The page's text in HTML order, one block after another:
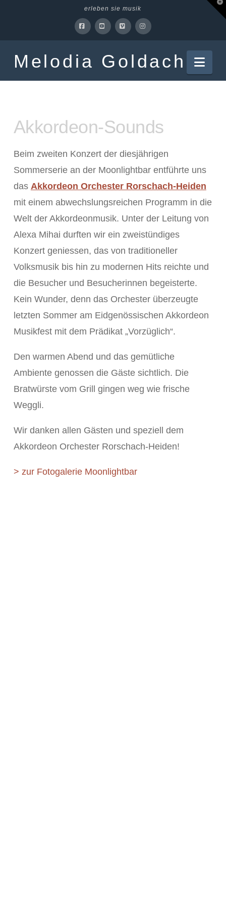
erleben sie musik
Melodia Goldach
Akkordeon-Sounds
Beim zweiten Konzert der diesjährigen
Sommerserie an der Moonlightbar entführte uns
das Akkordeon Orchester Rorschach-Heiden
mit einem abwechslungsreichen Programm in die
Welt der Akkordeonmusik. Unter der Leitung von
Alexa Mihai durften wir ein zweistündiges
Konzert geniessen, das von traditioneller
Volksmusik bis hin zu modernen Hits reichte und
die Besucher und Besucherinnen begeisterte.
Kein Wunder, denn das Orchester überzeugte
letzten Sommer am Eidgenössischen Akkordeon
Musikfest mit dem Prädikat „Vorzüglich“.
Den warmen Abend und das gemütliche
Ambiente genossen die Gäste sichtlich. Die
Bratwürste vom Grill gingen weg wie frische
Weggli.
Wir danken allen Gästen und speziell dem
Akkordeon Orchester Rorschach-Heiden!
> zur Fotogalerie Moonlightbar